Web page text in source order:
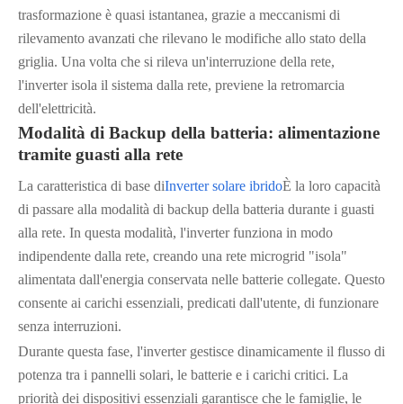
trasformazione è quasi istantanea, grazie a meccanismi di
rilevamento avanzati che rilevano le modifiche allo stato della
griglia. Una volta che si rileva un'interruzione della rete,
l'inverter isola il sistema dalla rete, previene la retromarcia
dell'elettricità.
Modalità di Backup della batteria: alimentazione
tramite guasti alla rete
La caratteristica di base diInverter solare ibridoÈ la loro capacità
di passare alla modalità di backup della batteria durante i guasti
alla rete. In questa modalità, l'inverter funziona in modo
indipendente dalla rete, creando una rete microgrid "isola"
alimentata dall'energia conservata nelle batterie collegate. Questo
consente ai carichi essenziali, predicati dall'utente, di funzionare
senza interruzioni.
Durante questa fase, l'inverter gestisce dinamicamente il flusso di
potenza tra i pannelli solari, le batterie e i carichi critici. La
priorità dei dispositivi essenziali garantisce che le famiglie, le